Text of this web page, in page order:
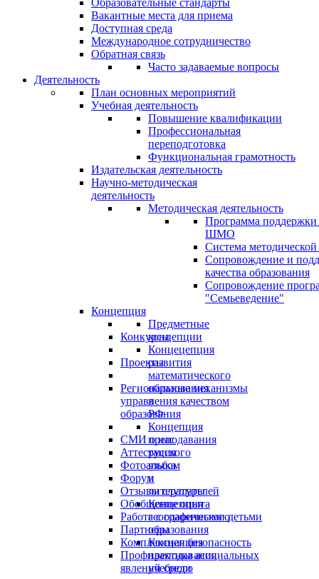
Образовательные стандарты
Вакантные места для приема
Доступная среда
Международное сотрудничество
Обратная связь
Часто задаваемые вопросы
Деятельность
План основных мероприятий
Учебная деятельность
Повышение квалификации
Профессиональная
переподготовка
Функциональная грамотность
Издательская деятельность
Научно-методическая
деятельность
Методическая деятельность
Программа
ШМО
Система
Сопровождение и
качества образования
Сопровождение
"Семьеведение"
Концепция
Предметные
концепции
Концецепция
развития
математического
образования
в
РФ
Концепция
преподавания
русского
языка
и
литературы
Концепция
географического
образования
Концепция
преподавания
учебного
Конкурсы
Проекты
Региональные механизмы
управления качеством
образования
СМИ о нас
Аттестация
Фотоальбом
Форум
Отзывы слушателей
Обобщение опыта
Работа с одаренными детьми
Партнеры
Комплексная безопасность
Профилактика асоциальных
явлений среди